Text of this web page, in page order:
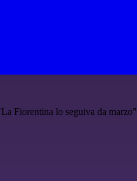
Fiorentina lo seguiva da marzo"